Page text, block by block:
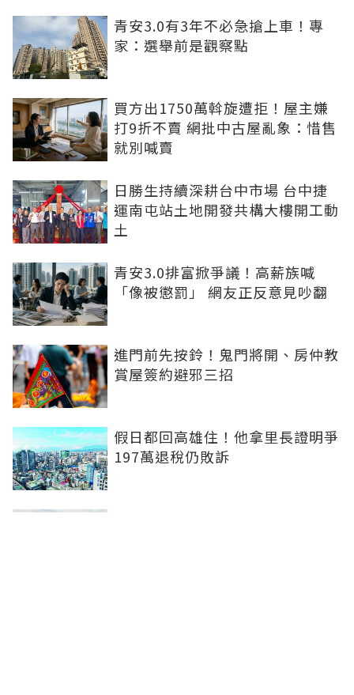
青安3.0有3年不必急搶上車！專
家：選舉前是觀察點
買方出1750萬斡旋遭拒！屋主嫌
打9折不賣 網批中古屋亂象：惜售
就別喊賣
日勝生持續深耕台中市場 台中捷
運南屯站土地開發共構大樓開工動
土
青安3.0排富掀爭議！高薪族喊
「像被懲罰」 網友正反意見吵翻
進門前先按鈴！鬼門將開、房仲教
賞屋簽約避邪三招
假日都回高雄住！他拿里長證明爭
197萬退稅仍敗訴